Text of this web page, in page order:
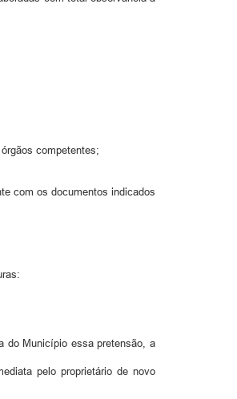
competentes;
com os documentos indicados
do Município essa pretensão, a
pelo proprietário de novo